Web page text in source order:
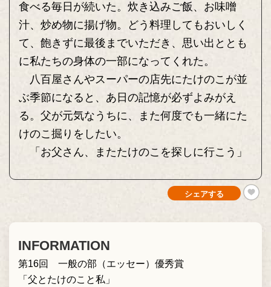
食べる毎日が続いた。炊き込みご飯、お味噌
汁、炒め物に揚げ物。どう料理してもおいしく
て、飽きずに最後までいただき、思い出ととも
に私たちの身体の一部になってくれた。
八百屋さんやスーパーの店先にたけのこが並
ぶ季節になると、あ日の記憶が必ずよみがえ
る。父が元気なうちに、また何度でも一緒にた
けのこ掘りをしたい。
「お父さん、またたけのこを探しに行こう」
シェアする
INFORMATION
第16回 一般の部（エッセー）優秀賞
「父とたけのこと私」